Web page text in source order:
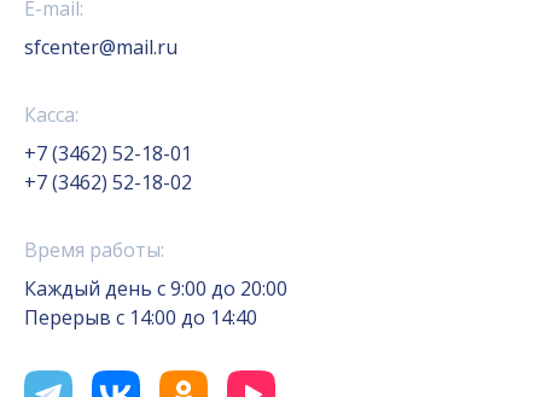
E-mail:
sfcenter@mail.ru
Касса:
+7 (3462) 52-18-01
+7 (3462) 52-18-02
Время работы:
Каждый день с 9:00 до 20:00
Перерыв с 14:00 до 14:40